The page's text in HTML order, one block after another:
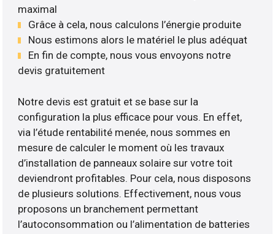
maximal
Grâce à cela, nous calculons l’énergie produite
Nous estimons alors le matériel le plus adéquat
En fin de compte, nous vous envoyons notre
devis gratuitement
Notre devis est gratuit et se base sur la
configuration la plus efficace pour vous. En effet,
via l’étude rentabilité menée, nous sommes en
mesure de calculer le moment où les travaux
d’installation de panneaux solaire sur votre toit
deviendront profitables. Pour cela, nous disposons
de plusieurs solutions. Effectivement, nous vous
proposons un branchement permettant
l’autoconsommation ou l’alimentation de batteries